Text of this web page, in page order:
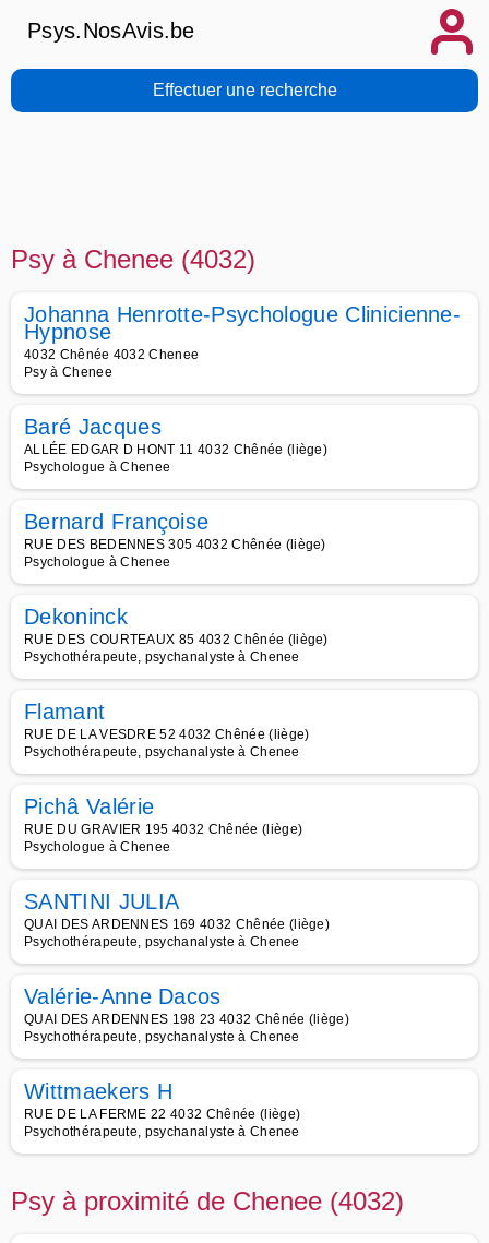
Psys.NosAvis.be
Effectuer une recherche
Psy à Chenee (4032)
Johanna Henrotte-Psychologue Clinicienne-
Hypnose
4032 Chênée 4032 Chenee
Psy à Chenee
Baré Jacques
ALLÉE EDGAR D HONT 11 4032 Chênée (liège)
Psychologue à Chenee
Bernard Françoise
RUE DES BEDENNES 305 4032 Chênée (liège)
Psychologue à Chenee
Dekoninck
RUE DES COURTEAUX 85 4032 Chênée (liège)
Psychothérapeute, psychanalyste à Chenee
Flamant
RUE DE LA VESDRE 52 4032 Chênée (liège)
Psychothérapeute, psychanalyste à Chenee
Pichâ Valérie
RUE DU GRAVIER 195 4032 Chênée (liège)
Psychologue à Chenee
SANTINI JULIA
QUAI DES ARDENNES 169 4032 Chênée (liège)
Psychothérapeute, psychanalyste à Chenee
Valérie-Anne Dacos
QUAI DES ARDENNES 198 23 4032 Chênée (liège)
Psychothérapeute, psychanalyste à Chenee
Wittmaekers H
RUE DE LA FERME 22 4032 Chênée (liège)
Psychothérapeute, psychanalyste à Chenee
Psy à proximité de Chenee (4032)